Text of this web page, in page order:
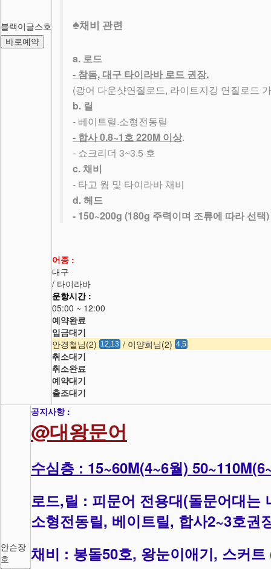
블랙이글스호
바로예약
♠채비 관련
a. 로드
- 참돔, 대구 타이라바 로드 권장.
(광어 다운샷연질로드, 라이트지깅 연질로드
b. 릴
- 베이트릴.소형전동릴
- 합사0.8~1 호 220M 이상.
- 쇼크리더 3~3.5 호
c. 채비
- 타고 웜 및 타이라바 채비
d. 헤드
- 150~200g (180g 주력이며 조류에 따라 선택)
어종 :
대구
/ 타이라바
운항시간 :
05:00 ~ 12:00
예약완료
입금대기
안경철님(2) 12,13 / 이양희님(2) 4,5
취소대기
취소완료
예약대기
출조대기
안슨장
호
공지사항 :
@대왕문어
수심층 : 15~60M(4~6월)
로드,릴 : 피문어 전용대(돌문어대는
소형전동릴, 베이트릴, 합사2~3호권
채비 : 봉돌50호, 왕눈이애기, 스커